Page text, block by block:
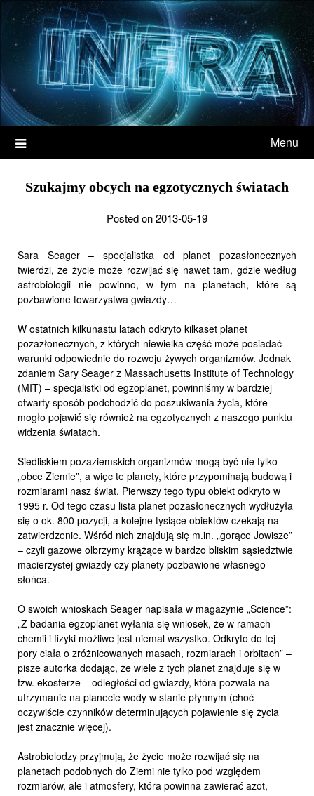
Menu
Szukajmy obcych na egzotycznych światach
Posted on 2013-05-19
Sara Seager – specjalistka od planet pozasłonecznych
twierdzi, że życie może rozwijać się nawet tam, gdzie według
astrobiologii nie powinno, w tym na planetach, które są
pozbawione towarzystwa gwiazdy…
W ostatnich kilkunastu latach odkryto kilkaset planet
pozazłonecznych, z których niewielka część może posiadać
warunki odpowiednie do rozwoju żywych organizmów. Jednak
zdaniem Sary Seager z Massachusetts Institute of Technology
(MIT) – specjalistki od egzoplanet, powinniśmy w bardziej
otwarty sposób podchodzić do poszukiwania życia, które
mogło pojawić się również na egzotycznych z naszego punktu
widzenia światach.
Siedliskiem pozaziemskich organizmów mogą być nie tylko
„obce Ziemie”, a więc te planety, które przypominają budową i
rozmiarami nasz świat. Pierwszy tego typu obiekt odkryto w
1995 r. Od tego czasu lista planet pozasłonecznych wydłużyła
się o ok. 800 pozycji, a kolejne tysiące obiektów czekają na
zatwierdzenie. Wśród nich znajdują się m.in. „gorące Jowisze”
– czyli gazowe olbrzymy krążące w bardzo bliskim sąsiedztwie
macierzystej gwiazdy czy planety pozbawione własnego
słońca.
O swoich wnioskach Seager napisała w magazynie „Science”:
„Z badania egzoplanet wyłania się wniosek, że w ramach
chemii i fizyki możliwe jest niemal wszystko. Odkryto do tej
pory ciała o zróżnicowanych masach, rozmiarach i orbitach” –
pisze autorka dodając, że wiele z tych planet znajduje się w
tzw. ekosferze – odległości od gwiazdy, która pozwala na
utrzymanie na planecie wody w stanie płynnym (choć
oczywiście czynników determinujących pojawienie się życia
jest znacznie więcej).
Astrobiolodzy przyjmują, że życie może rozwijać się na
planetach podobnych do Ziemi nie tylko pod względem
rozmiarów, ale i atmosfery, która powinna zawierać azot,